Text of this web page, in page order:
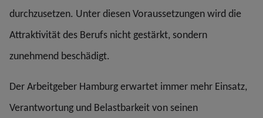
durchzusetzen. Unter diesen Voraussetzungen wird die
Attraktivität des Berufs nicht gestärkt, sondern
zunehmend beschädigt.
Der Arbeitgeber Hamburg erwartet immer mehr Einsatz,
Verantwortung und Belastbarkeit von seinen